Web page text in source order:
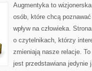
Augmentyka to
osób, które chcą
wpływ na człowieka.
o czytelnikach, którzy
zmieniają nasze relacje.
jest przedstawiana jedynie